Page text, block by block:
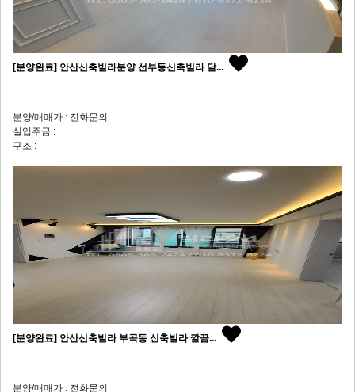
[분양완료] 안산신축빌라분양 선부동신축빌라 달...
분양/매매가 : 전화문의
실입주금 :
구조 :
[분양완료] 안산신축빌라 부곡동 신축빌라 깔끔...
분양/매매가 : 전화문의